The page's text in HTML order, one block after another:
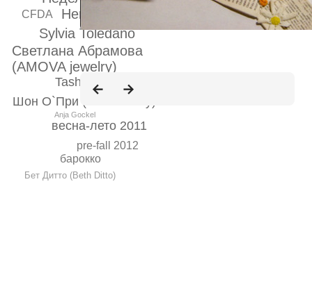
Sylvia Toledano
Hermes
Светлана Абрамова
(AMOVA jewelry)
Tasha Strogaya
Шон О`При (Sean O`Pry)
весна-лето 2011
pre-fall 2012
барокко
СFDA
Бет Дитто (Beth Ditto)
Anja Gockel